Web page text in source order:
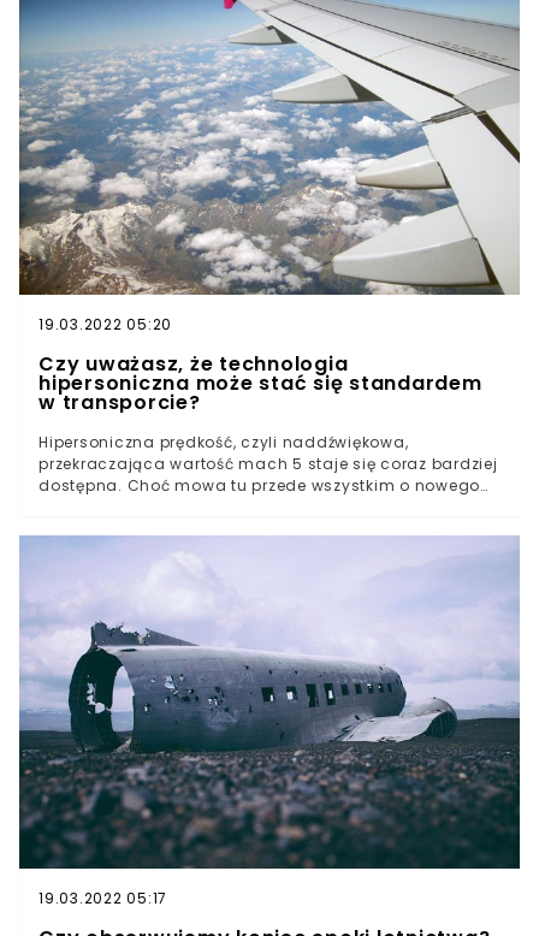
pociągiem. Za sprawą najnowszego wynalazku
chińskich inżynierów, będzie można okrążyć ziemię w
zaledwie 2 godziny.
19.03.2022 05:20
Czy uważasz, że technologia
hipersoniczna może stać się standardem
w transporcie?
Hipersoniczna prędkość, czyli naddźwiękowa,
przekraczająca wartość mach 5 staje się coraz bardziej
dostępna. Choć mowa tu przede wszystkim o nowego
19.03.2022 05:17